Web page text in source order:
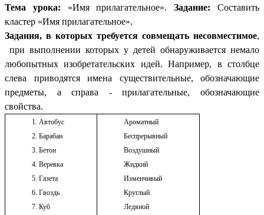
Тема урока: «Имя прилагательное».Задание: Составить
кластер «Имя прилагательное».
Задания, в которых требуется совмещать несовместимое,
при выполнении которых у детей обнаруживается немало
любопытных изобретательских идей. Например, в столбце
слева приводятся имена существительные, обозначающие
предметы, а справа - прилагательные, обозначающие
свойства.
1. Автобус
2. Барабан
3. Бетон
4. Веревка
5. Газета
6. Гвоздь
7. Куб
Ароматный
Беспрерывный
Воздушный
Жидкий
Изменчивый
Круглый
Ледяной